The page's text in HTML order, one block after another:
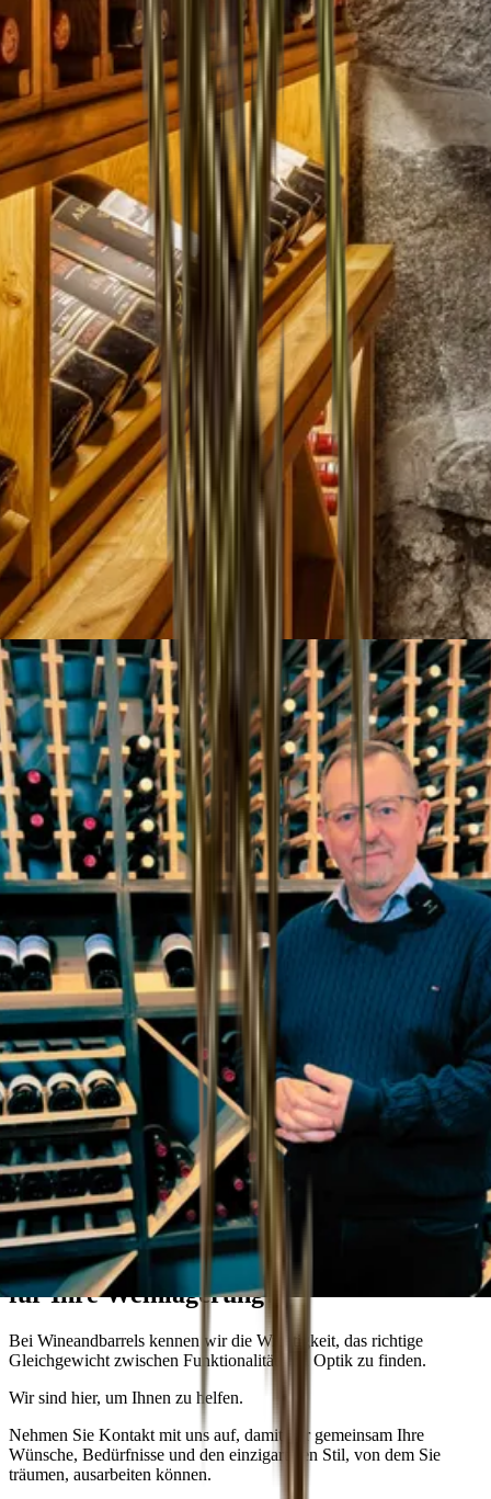
Wineandbarrel Beratung
Wünschen Sie sich die perfekte Lösung
für Ihre Weinlagerung?
Bei Wineandbarrels kennen wir die Wichtigkeit, das richtige
Gleichgewicht zwischen Funktionalität und Optik zu finden.
Wir sind hier, um Ihnen zu helfen.
Nehmen Sie Kontakt mit uns auf, damit wir gemeinsam Ihre
Wünsche, Bedürfnisse und den einzigartigen Stil, von dem Sie
träumen, ausarbeiten können.